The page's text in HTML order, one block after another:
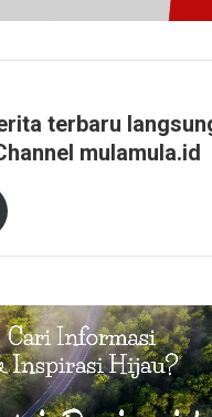
terbaru
mulamula.id